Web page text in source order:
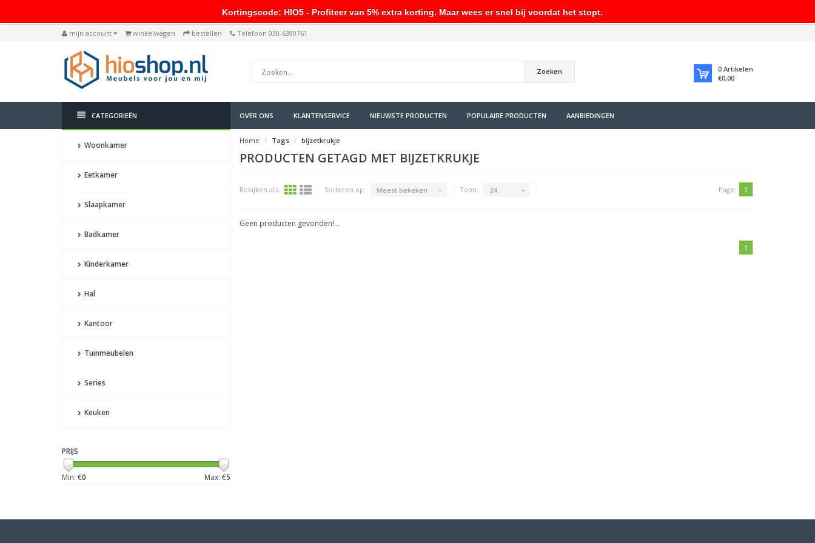
mijn account winkelwagen bestellen Telefoon 030-6390761
Zoeken 0 Artikelen
€0,00
CATEGORIEËN OVER ONS KLANTENSERVICE NIEUWSTE PRODUCTEN POPULAIRE PRODUCTEN AANBIEDINGEN
Woonkamer
Eetkamer
Slaapkamer
Badkamer
Kinderkamer
Hal
Kantoor
Tuinmeubelen
Series
Keuken
PRIJS
Min: €0 Max: €5
Home Tags bijzetkrukje
PRODUCTEN GETAGD MET BIJZETKRUKJE
Bekijken als: Sorteren op: Meest bekeken Toon: 24 Page: 1
Geen producten gevonden!...
1
Kortingscode: HIO5 - Profiteer van 5% extra korting. Maar wees er snel bij voordat het stopt.